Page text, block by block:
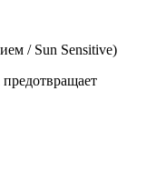
/ Sun Sensitive)